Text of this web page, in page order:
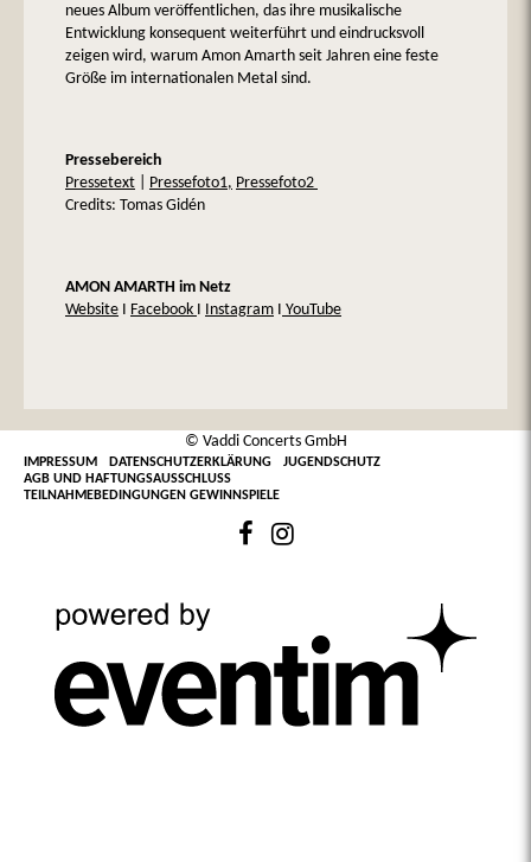
neues Album veröffentlichen, das ihre musikalische
Entwicklung konsequent weiterführt und eindrucksvoll
zeigen wird, warum Amon Amarth seit Jahren eine feste
Größe im internationalen Metal sind.
Pressebereich
Pressetext
Pressefoto1, Pressefoto2
Credits: Tomas Gidén
AMON AMARTH im Netz
Website I Facebook I Instagram I YouTube
© Vaddi Concerts GmbH
IMPRESSUM DATENSCHUTZERKLÄRUNG
JUGENDSCHUTZ
AGB UND HAFTUNGSAUSSCHLUSS
TEILNAHMEBEDINGUNGEN GEWINNSPIELE